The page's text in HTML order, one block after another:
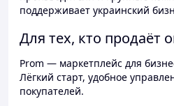
поддерживает украинский
Для тех, кто продаёт
Prom — маркетплейс для
Лёгкий старт, удобное
покупателей.